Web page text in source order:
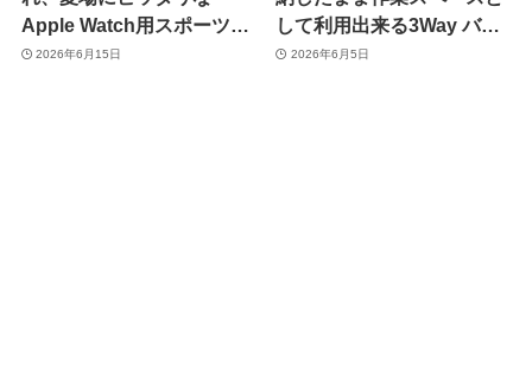
Apple Watch用スポーツバ
ンド｢MinZ FKM mono
2026年6月15日
して利用出来る3Way バッ
グ『MinZ mono BAG for
2026年6月5日